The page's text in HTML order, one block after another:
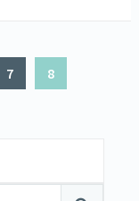
7 8